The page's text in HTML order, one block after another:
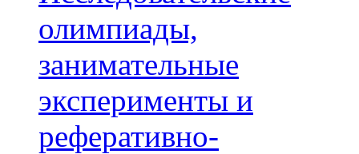
олимпиады,
занимательные
эксперименты и
реферативно-